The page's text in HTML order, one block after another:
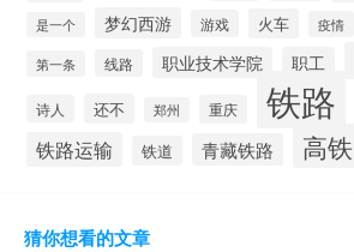
是一个 梦幻西游 游戏 火车 疫情
第一条 线路 职业技术学院 职工
诗人 还不 郑州 重庆 铁路
铁路运输 铁道 青藏铁路 高铁
猜你想看的文章